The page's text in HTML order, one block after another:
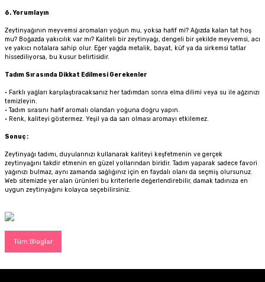
6. Yorumlayın
Zeytinyağının meyvemsi aromaları yoğun mu, yoksa hafif mi? Ağızda kalan tat hoş
mu? Boğazda yakıcılık var mı? Kaliteli bir zeytinyağı, dengeli bir şekilde meyvemsi, acı
ve yakıcı notalara sahip olur. Eğer yağda metalik, bayat, küf ya da sirkemsi tatlar
hissediliyorsa, bu kusur belirtisidir.
Tadım Sırasında Dikkat Edilmesi Gerekenler
• Farklı yağları karşılaştıracaksanız her tadımdan sonra elma dilimi veya su ile ağzınızı
temizleyin.
• Tadım sırasını hafif aromalı olandan yoğuna doğru yapın.
• Renk, kaliteyi göstermez. Yeşil ya da sarı olması aromayı etkilemez.
Sonuç :
Zeytinyağı tadımı, duyularınızı kullanarak kaliteyi keşfetmenin ve gerçek
zeytinyağını takdir etmenin en güzel yollarından biridir. Tadım yaparak sadece favori
yağınızı bulmaz, aynı zamanda sağlığınız için en faydalı olanı da seçmiş olursunuz.
Web sitemizde yer alan ürünleri bu kriterlerle değerlendirebilir, damak tadınıza en
uygun zeytinyağını kolayca seçebilirsiniz.
Tüm Bloglar